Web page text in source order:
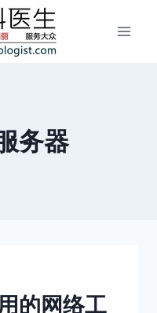
务器
的网络工